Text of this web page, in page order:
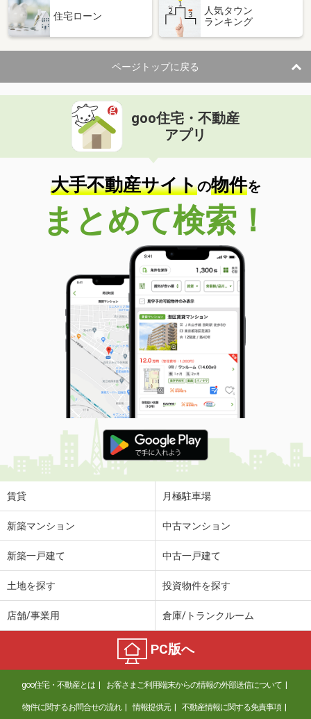
住宅ローン
人気タウン
ランキング
ページトップに戻る
goo住宅・不動産
アプリ
大手不動産サイトの物件を
まとめて検索！
賃貸 月極駐車場
新築マンション 中古マンション
新築一戸建て 中古一戸建て
土地を探す 投資物件を探す
店舗/事業用 倉庫/トランクルーム
PC版へ
goo住宅・不動産とは お客さまご利用端末からの情報の外部送信について
物件に関するお問合せの流れ 情報提供元 不動産情報に関する免責事項